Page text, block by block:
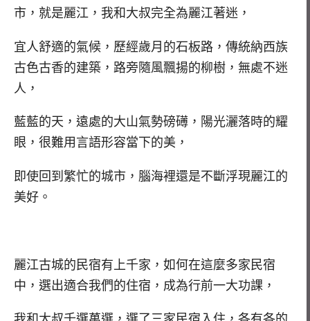
市，就是麗江，我和大叔完全為麗江著迷，
宜人舒適的氣候，歷經歲月的石板路，傳統納西族
古色古香的建築，路旁隨風飄揚的柳樹，無處不迷
人，
藍藍的天，遠處的大山氣勢磅礡，陽光灑落時的耀
眼，很難用言語形容當下的美，
即使回到繁忙的城市，腦海裡還是不斷浮現麗江的
美好。
麗江古城的民宿有上千家，如何在這麼多家民宿
中，選出適合我們的住宿，成為行前一大功課，